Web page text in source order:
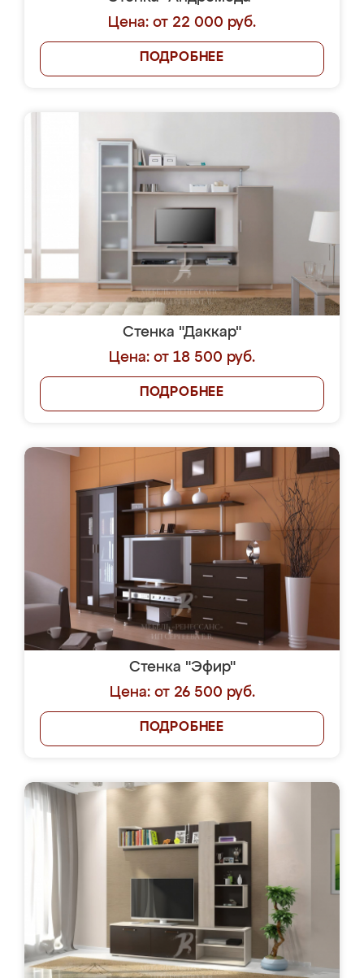
Цена: от 22 000 руб.
ПОДРОБНЕЕ
Стенка "Даккар"
Цена: от 18 500 руб.
ПОДРОБНЕЕ
Стенка "Эфир"
Цена: от 26 500 руб.
ПОДРОБНЕЕ